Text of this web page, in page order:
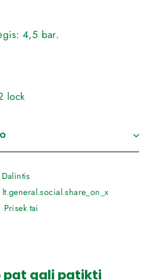
4,5 bar.
lock
Dalintis
Facebook
Prisek tai
pat gali patikti